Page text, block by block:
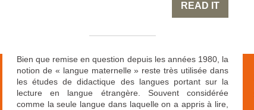
READ IT
Bien que remise en question depuis les années 1980, la
notion de « langue maternelle » reste très utilisée dans
les études de didactique des langues portant sur la
lecture en langue étrangère. Souvent considérée
comme la seule langue dans laquelle on a appris à lire,